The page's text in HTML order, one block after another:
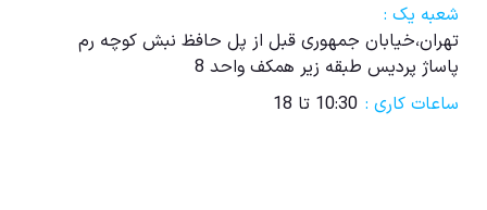
شعبه یک :
تهران،خیابان جمهوری قبل از پل حافظ نبش کوچه رم
پاساژ پردیس طبقه زیر همکف واحد 8
ساعات کاری : 10:30 تا 18